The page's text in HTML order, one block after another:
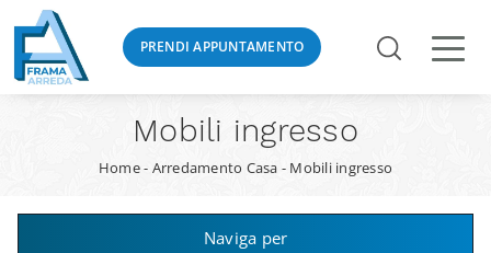
PRENDI APPUNTAMENTO
Mobili ingresso
Home- Arredamento Casa - Mobili ingresso
Naviga per